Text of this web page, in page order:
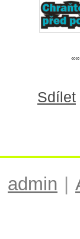
Sdílet
admin